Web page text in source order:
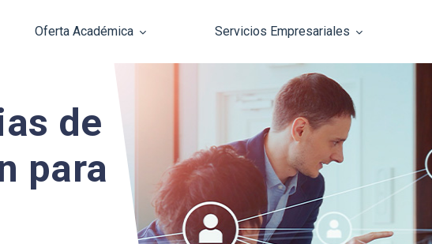
Pasar al contenido principal
Oferta Académica Servicios Empresariales
de
para